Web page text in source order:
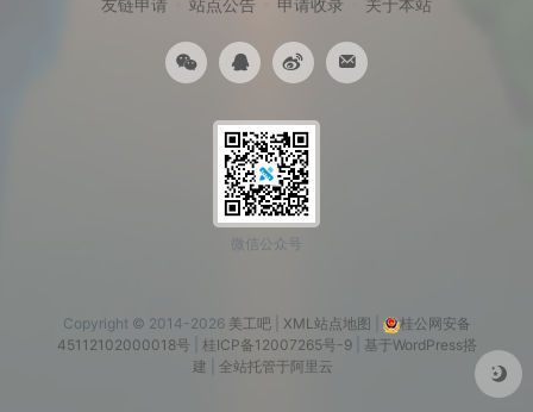
友链申请 站点公告 申请收录 关于本站
微信公众号
Copyright © 2014-2026 美工吧| XML站点地图
桂公网安备
45112102000018号
桂ICP备12007265号-9| 基于WordPress搭
建
全站托管于阿里云